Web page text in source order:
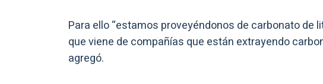
Para ello “estamos proveyéndonos de carbonato de
que viene de compañías que están extrayendo
agregó.